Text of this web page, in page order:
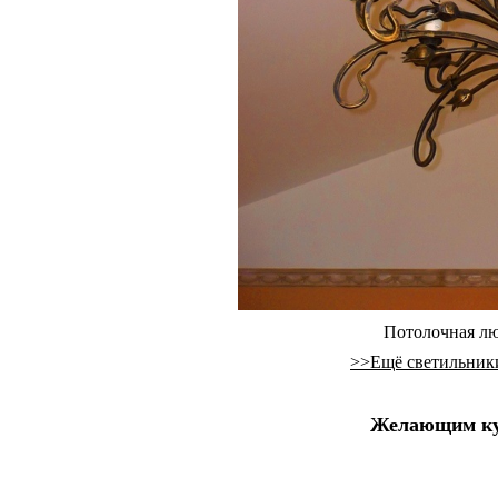
Потолочная
>>Ещё
Желающим